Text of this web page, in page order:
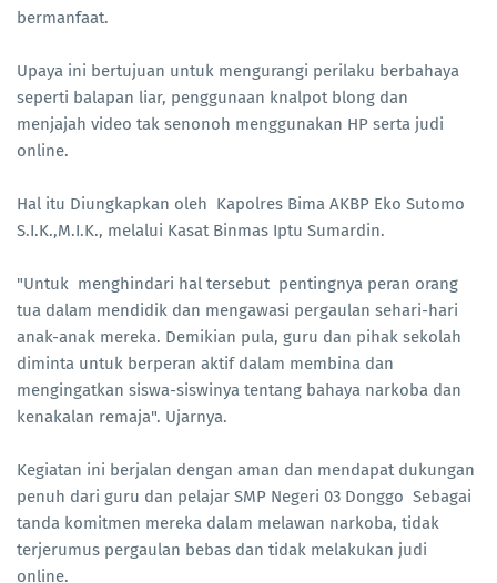
bermanfaat.
Upaya ini bertujuan untuk mengurangi perilaku berbahaya
seperti balapan liar, penggunaan knalpot blong dan
menjajah video tak senonoh menggunakan HP serta judi
online.
Hal itu Diungkapkan oleh Kapolres Bima AKBP Eko Sutomo
S.I.K.,M.I.K., melalui Kasat Binmas Iptu Sumardin.
"Untuk menghindari hal tersebut pentingnya peran orang
tua dalam mendidik dan mengawasi pergaulan sehari-hari
anak-anak mereka. Demikian pula, guru dan pihak sekolah
diminta untuk berperan aktif dalam membina dan
mengingatkan siswa-siswinya tentang bahaya narkoba dan
kenakalan remaja". Ujarnya.
Kegiatan ini berjalan dengan aman dan mendapat dukungan
penuh dari guru dan pelajar SMP Negeri 03 Donggo Sebagai
tanda komitmen mereka dalam melawan narkoba, tidak
terjerumus pergaulan bebas dan tidak melakukan judi
online.